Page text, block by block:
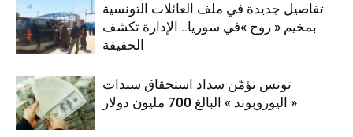
تفاصيل جديدة في ملف العائلات التونسية
بمخيم « روج »في سوريا.. الإدارة تكشف
الحقيقة
تونس تؤمّن سداد استحقاق سندات
« اليوروبوند » البالغ 700 مليون دولار